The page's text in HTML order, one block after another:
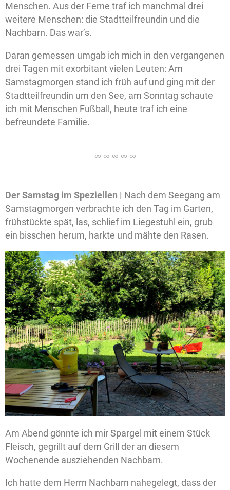
Menschen. Aus der Ferne traf ich manchmal drei
weitere Menschen: die Stadtteilfreundin und die
Nachbarn. Das war’s.
Daran gemessen umgab ich mich in den vergangenen
drei Tagen mit exorbitant vielen Leuten: Am
Samstagmorgen stand ich früh auf und ging mit der
Stadtteilfreundin um den See, am Sonntag schaute
ich mit Menschen Fußball, heute traf ich eine
befreundete Familie.
DerSamstag im Speziellen | Nach dem Seegang am
Samstagmorgen verbrachte ich den Tag im Garten,
frühstückte spät, las, schlief im Liegestuhl ein, grub
ein bisschen herum, harkte und mähte den Rasen.
Am Abend gönnte ich mir Spargel mit einem Stück
Fleisch, gegrillt auf dem Grill der an diesem
Wochenende ausziehenden Nachbarn.
Ich hatte dem Herrn Nachbarn nahegelegt, dass der